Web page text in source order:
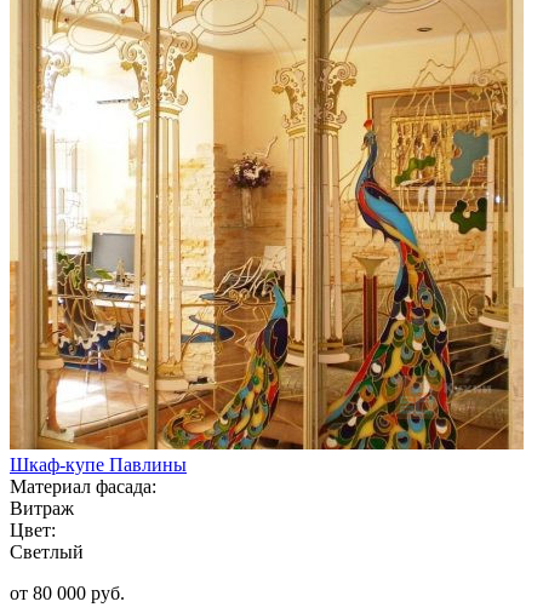
Шкаф-купе Павлины
Материал фасада:
Витраж
Цвет:
Светлый
от 80 000 руб.